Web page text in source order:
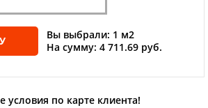
Вы выбрали: 1 м2
На сумму: 4 711.69 руб.
условия по карте клиента!